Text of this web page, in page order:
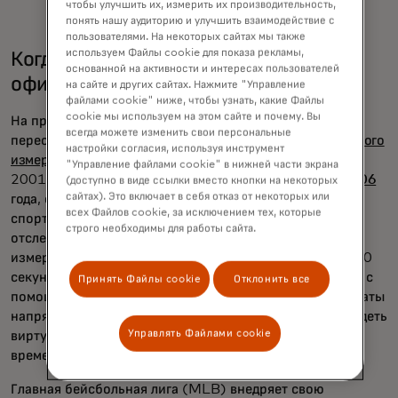
Когда технологии становятся
официальными
На профессиональном уровне технологии также
переопределяют восприятие игр.Технология виртуального
измерения Hawk-Eye от Sony, впервые запущенная в
2001 году ииспользуемая для судейства в теннисе с 2006
года, сейчас применяется в широком спектре видов
спорта. Он использует флот камер для оптического
отслеживания положения мяча, обеспечивая точные
измерения за считанные секунды — в футболе около 30
секунд, экономия до 40 секунд при ручном измерении с
помощью цепей. Официальные лица получают результаты
напрямую, а вещатели и зрители на стадионе могут видеть
виртуальные воспроизведения измерения в реальном
времени.
Главная бейсбольная лига (MLB) внедряет свою
чтобы улучшить их, измерить их производительность,
понять нашу аудиторию и улучшить взаимодействие с
пользователями. На некоторых сайтах мы также
используем Файлы cookie для показа рекламы,
основанной на активности и интересах пользователей
на сайте и других сайтах. Нажмите "Управление
файлами cookie" ниже, чтобы узнать, какие Файлы
cookie мы используем на этом сайте и почему. Вы
всегда можете изменить свои персональные
настройки согласия, используя инструмент
"Управление файлами cookie" в нижней части экрана
(доступно в виде ссылки вместо кнопки на некоторых
сайтах). Это включает в себя отказ от некоторых или
всех Файлов cookie, за исключением тех, которые
строго необходимы для работы сайта.
Принять Файлы cookie Отклонить все
Управлять Файлами cookie